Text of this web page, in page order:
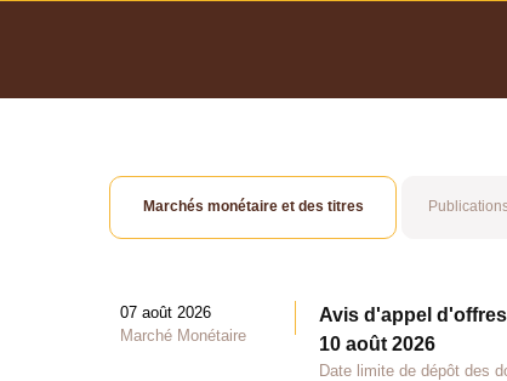
Marchés monétaire et des titres
07 août 2026
Marché Monétaire
Avis d'appel
10 août 2026
Date limite de dépôt des